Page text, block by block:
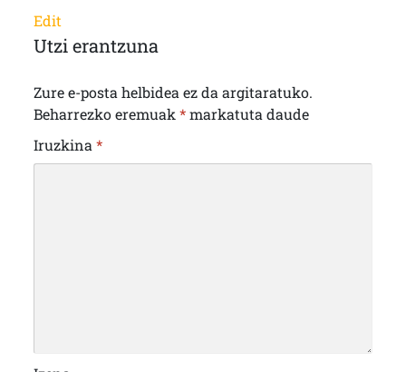
Edit
Utzi erantzuna
Zure e-posta helbidea ez da argitaratuko.
Beharrezko eremuak *markatuta daude
Iruzkina *